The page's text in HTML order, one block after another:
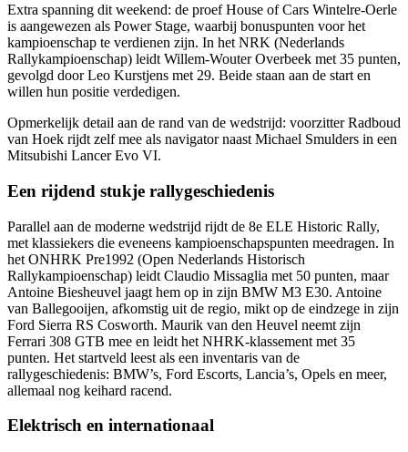
Extra spanning dit weekend: de proef House of Cars Wintelre-Oerle
is aangewezen als Power Stage, waarbij bonuspunten voor het
kampioenschap te verdienen zijn. In het NRK (Nederlands
Rallykampioenschap) leidt Willem-Wouter Overbeek met 35 punten,
gevolgd door Leo Kurstjens met 29. Beide staan aan de start en
willen hun positie verdedigen.
Opmerkelijk detail aan de rand van de wedstrijd: voorzitter Radboud
van Hoek rijdt zelf mee als navigator naast Michael Smulders in een
Mitsubishi Lancer Evo VI.
Een rijdend stukje rallygeschiedenis
Parallel aan de moderne wedstrijd rijdt de 8e ELE Historic Rally,
met klassiekers die eveneens kampioenschapspunten meedragen. In
het ONHRK Pre1992 (Open Nederlands Historisch
Rallykampioenschap) leidt Claudio Missaglia met 50 punten, maar
Antoine Biesheuvel jaagt hem op in zijn BMW M3 E30. Antoine
van Ballegooijen, afkomstig uit de regio, mikt op de eindzege in zijn
Ford Sierra RS Cosworth. Maurik van den Heuvel neemt zijn
Ferrari 308 GTB mee en leidt het NHRK-klassement met 35
punten. Het startveld leest als een inventaris van de
rallygeschiedenis: BMW’s, Ford Escorts, Lancia’s, Opels en meer,
allemaal nog keihard racend.
Elektrisch en internationaal